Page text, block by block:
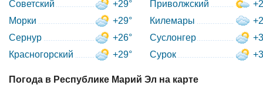
Советский
+29°
Морки
+29°
Сернур
+26°
Красногорский
+29°
Приволжский
Килемары
Суслонгер
Сурок
Погода в Республике Марий Эл на карте